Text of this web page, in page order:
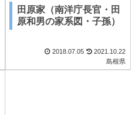
田原家（南洋庁長官・田
原和男の家系図・子孫）
2018.07.05
2021.10.22
島根県